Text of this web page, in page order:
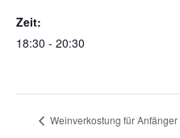
Zeit:
18:30 - 20:30
Weinverkostung für Anfänger